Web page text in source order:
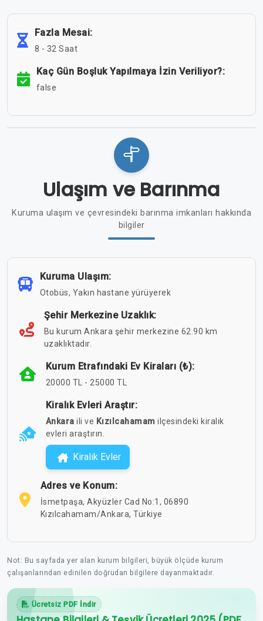
Fazla Mesai:
8 - 32 Saat
Kaç Gün Boşluk Yapılmaya İzin Veriliyor?:
false
Ulaşım ve Barınma
Kuruma ulaşım ve çevresindeki barınma imkanları hakkında
bilgiler
Kuruma Ulaşım:
Otobüs, Yakın hastane yürüyerek
Şehir Merkezine Uzaklık:
Bu kurum Ankara şehir merkezine 62.90 km
uzaklıktadır.
Kurum Etrafındaki Ev Kiraları (₺):
20000 TL - 25000 TL
Kiralık Evleri Araştır:
Ankara ili ve Kızılcahamam ilçesindeki kiralık
evleri araştırın.
Kiralık Evler
Adres ve Konum:
İsmetpaşa, Akyüzler Cad No:1, 06890
Kızılcahamam/Ankara, Türkiye
Not: Bu sayfada yer alan kurum bilgileri, büyük ölçüde kurum
çalışanlarından edinilen doğrudan bilgilere dayanmaktadır.
Ücretsiz PDF İndir